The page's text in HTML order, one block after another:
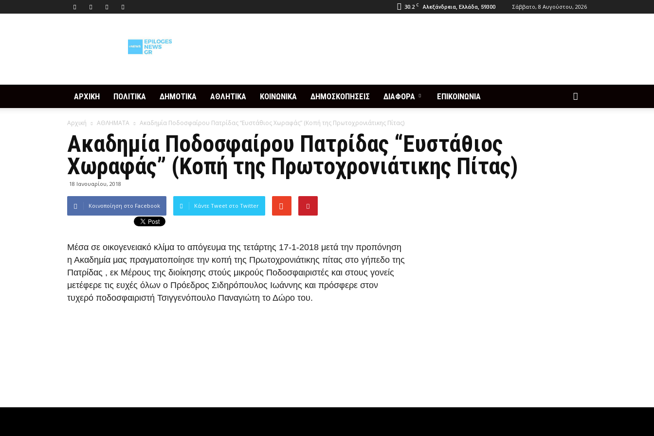
30.2 C Αλεξάνδρεια, Ελλάδα, 59300 Σάββατο, 8 Αυγούστου, 2026
ΑΡΧΙΚΗ ΠΟΛΙΤΙΚΑ ΔΗΜΟΤΙΚΑ ΑΘΛΗΤΙΚΑ ΚΟΙΝΩΝΙΚΑ ΔΗΜΟΣΚΟΠΗΣΕΙΣ ΔΙΑΦΟΡΑ ΕΠΙΚΟΙΝΩΝΙΑ
Αρχική ΑΘΛΗΜΑΤΑ Ακαδημία Ποδοσφαίρου Πατρίδας “Ευστάθιος Χωραφάς” (Kοπή της Πρωτοχρονιάτικης Πίτας)
Ακαδημία Ποδοσφαίρου Πατρίδας “Ευστάθιος
Χωραφάς” (Kοπή της Πρωτοχρονιάτικης Πίτας)
18 Ιανουαρίου, 2018
Κοινοποίηση στο Facebook Κάντε Tweet στο Twitter
Μέσα σε οικογενειακό κλίμα το απόγευμα της τετάρτης 17-1-2018 μετά την προπόνηση
η Ακαδημία μας πραγματοποίησε την κοπή της Πρωτοχρονιάτικης πίτας στο γήπεδο της
Πατρίδας , εκ Μέρους της διοίκησης στούς μικρούς Ποδοσφαιριστές και στους γονείς
μετέφερε τις ευχές όλων ο Πρόεδρος Σιδηρόπουλος Ιωάννης και πρόσφερε στον
τυχερό ποδοσφαιριστή Τσιγγενόπουλο Παναγιώτη το Δώρο του.